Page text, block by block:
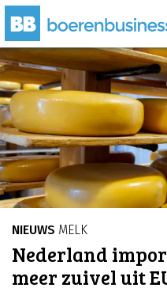
NIEUWS MELK
Nederland
meer zuivel uit